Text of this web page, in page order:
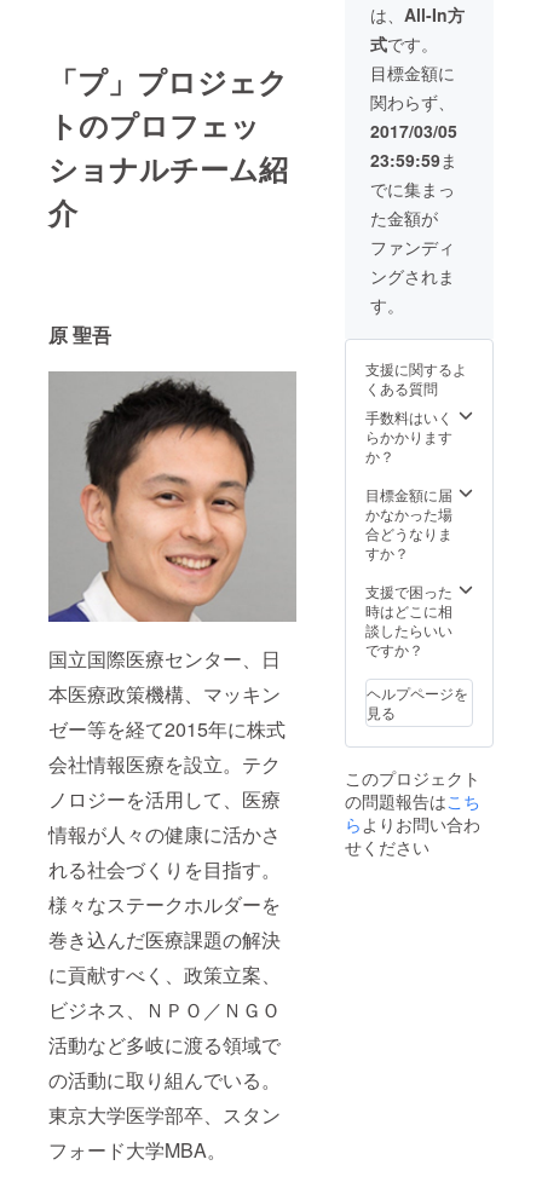
「プ」プロジェク
トのプロフェッ
ショナルチーム紹
介
原 聖吾
国立国際医療センター、日
本医療政策機構、マッキン
ゼー等を経て2015年に株式
会社情報医療を設立。テク
ノロジーを活用して、医療
情報が人々の健康に活かさ
れる社会づくりを目指す。
様々なステークホルダーを
巻き込んだ医療課題の解決
に貢献すべく、政策立案、
ビジネス、ＮＰＯ／ＮＧＯ
活動など多岐に渡る領域で
の活動に取り組んでいる。
東京大学医学部卒、スタン
フォード大学MBA。
は、 All-In方
式です。
目標金額に
関わらず、
2017/03/05
23:59:59ま
でに集まっ
た金額が
ファンディ
ングされま
す。
支援に関するよ
くある質問
手数料はいく
らかかります
か？
目標金額に届
かなかった場
合どうなりま
すか？
支援で困った
時はどこに相
談したらいい
ですか？
ヘルプページを
見る
このプロジェクト
の問題報告はこち
らよりお問い合わ
せください